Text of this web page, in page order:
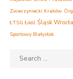
Zwierzyniecki Kraków
ŁTSG Łódź Śląsk
Sportowy Białystok
Search